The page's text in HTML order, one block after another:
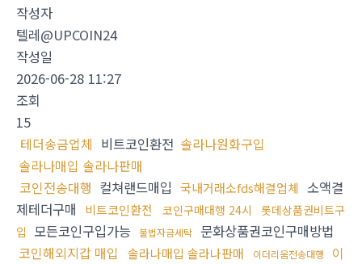
작성자
텔레@UPCOIN24
작성일
2026-06-28 11:27
조회
15
테더송금업체 비트코인환전 솔라나원화구입
솔라나매입 솔라나판매
코인전송대행 컬쳐랜드매입 국내거래소fds해결업체 소액결
제테더구매
비트코인환전 코인구매대행 24시
롯데상품권비트구
입 모든코인구입가능 불법자금세탁 문화상품권코인구매방법
코인해외지갑 매입
솔라나매입 솔라나판매 이더리움전송대행
이